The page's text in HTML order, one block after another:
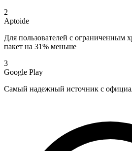
2
Aptoide
Для пользователей с ограниченным
пакет на 31% меньше
3
Google Play
Самый надежный источник с